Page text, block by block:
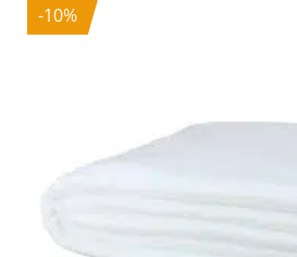
-10%